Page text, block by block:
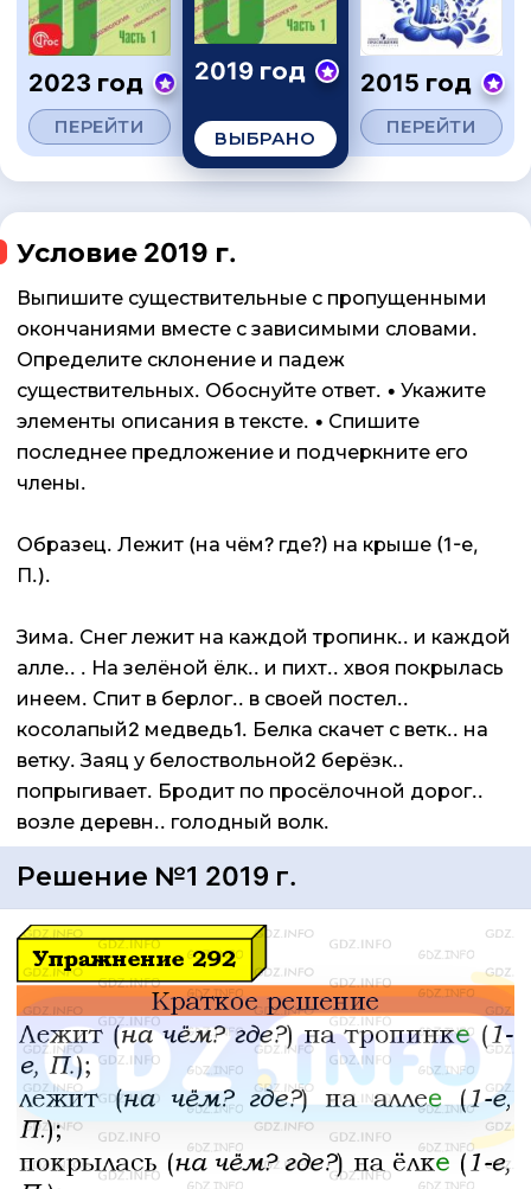
2023 год
ПЕРЕЙТИ
2019 год
ВЫБРАНО
2015 год
ПЕРЕЙТИ
Условие 2019 г.
Выпишите существительные с пропущенными
окончаниями вместе с зависимыми словами.
Определите склонение и падеж
существительных. Обоснуйте ответ. • Укажите
элементы описания в тексте. • Спишите
последнее предложение и подчеркните его
члены.
Образец. Лежит (на чём? где?) на крыше (1-е,
П.).
Зима. Снег лежит на каждой тропинк.. и каждой
алле.. . На зелёной ёлк.. и пихт.. хвоя покрылась
инеем. Спит в берлог.. в своей постел..
косолапый2 медведь1. Белка скачет с ветк.. на
ветку. Заяц у белоствольной2 берёзк..
попрыгивает. Бродит по просёлочной дорог..
возле деревн.. голодный волк.
Решение №1 2019 г.